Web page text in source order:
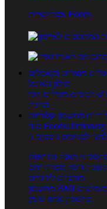
אפליקציית Foods
מוצרים ומאכלים
מילון האוכל
רכיבים מכילים הכי
הרבה
מחשבון קלוריות
מנוי FoodsDictionary
- לחצו לפרטים נוספים
תזונה ובריאות
דופק מטרה יחס
מותניים לירכיים
מחשבון BMI
מחשבון אחוז שומן